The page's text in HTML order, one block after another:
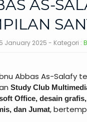
AS-
January 2025 - Kategori :
Abbas As-Salafy
Study Club
Office, desain
dan Jumat,